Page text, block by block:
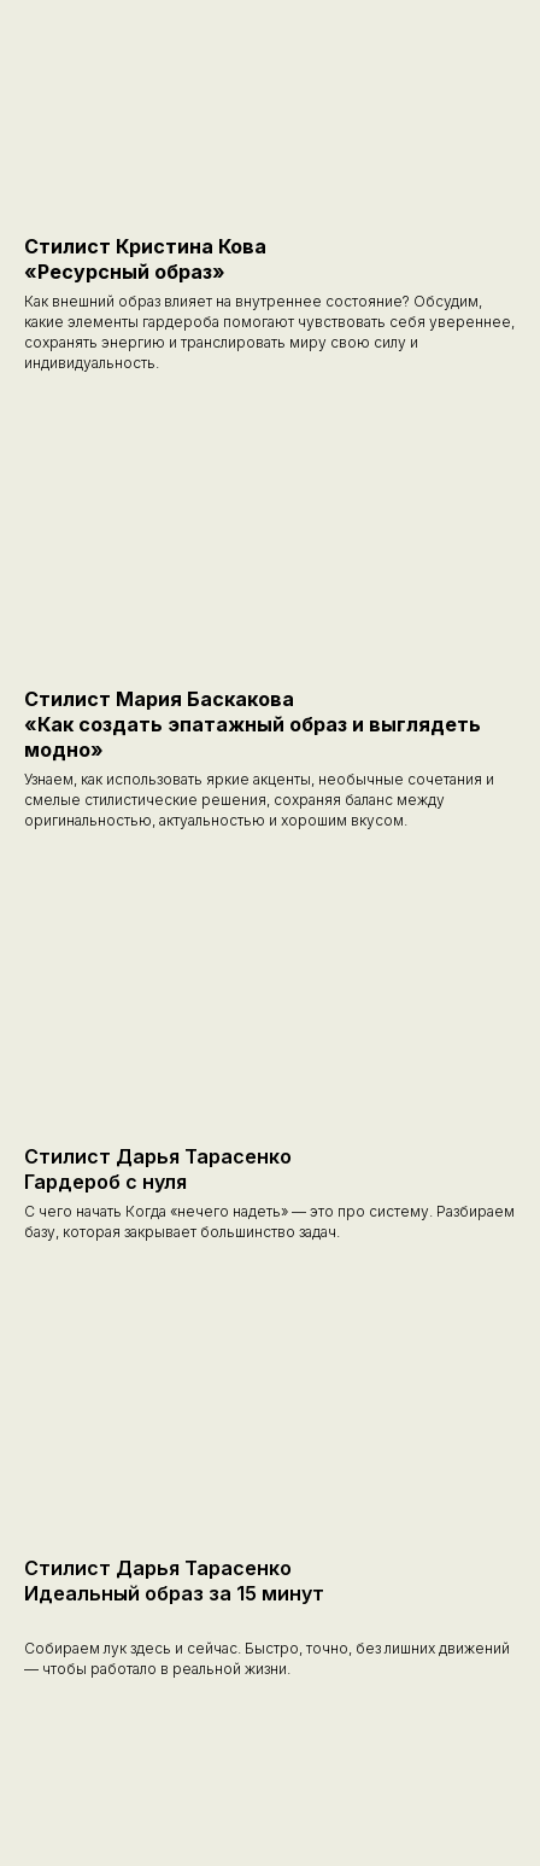
Стилист Кристина Кова
«Ресурсный образ»
Как внешний образ влияет на внутреннее состояние? Обсудим,
какие элементы гардероба помогают чувствовать себя увереннее,
сохранять энергию и транслировать миру свою силу и
индивидуальность.
Стилист Мария Баскакова
«Как создать эпатажный образ и выглядеть
модно»
Узнаем, как использовать яркие акценты, необычные сочетания и
смелые стилистические решения, сохраняя баланс между
оригинальностью, актуальностью и хорошим вкусом.
Стилист Дарья Тарасенко
Гардероб с нуля
С чего начать Когда «нечего надеть» — это про систему. Разбираем
базу, которая закрывает большинство задач.
Стилист Дарья Тарасенко
Идеальный образ за 15 минут
Собираем лук здесь и сейчас. Быстро, точно, без лишних движений
— чтобы работало в реальной жизни.